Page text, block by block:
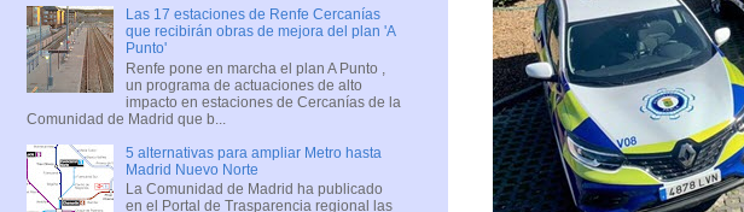
Las 17 estaciones de Renfe Cercanías
que recibirán obras de mejora del plan 'A
Punto'
Renfe pone en marcha el plan A Punto ,
un programa de actuaciones de alto
impacto en estaciones de Cercanías de la
Comunidad de Madrid que b...
5 alternativas para ampliar Metro hasta
Madrid Nuevo Norte
La Comunidad de Madrid ha publicado
en el Portal de Trasparencia regional las